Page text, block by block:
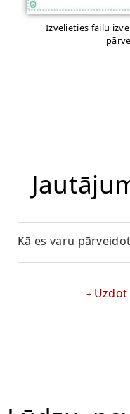
Izvēlieties failu
Kā es varu